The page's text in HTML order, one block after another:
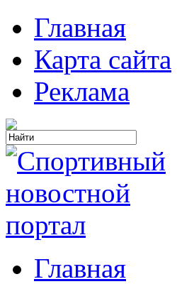
Главная
Карта сайта
Реклама
Главная